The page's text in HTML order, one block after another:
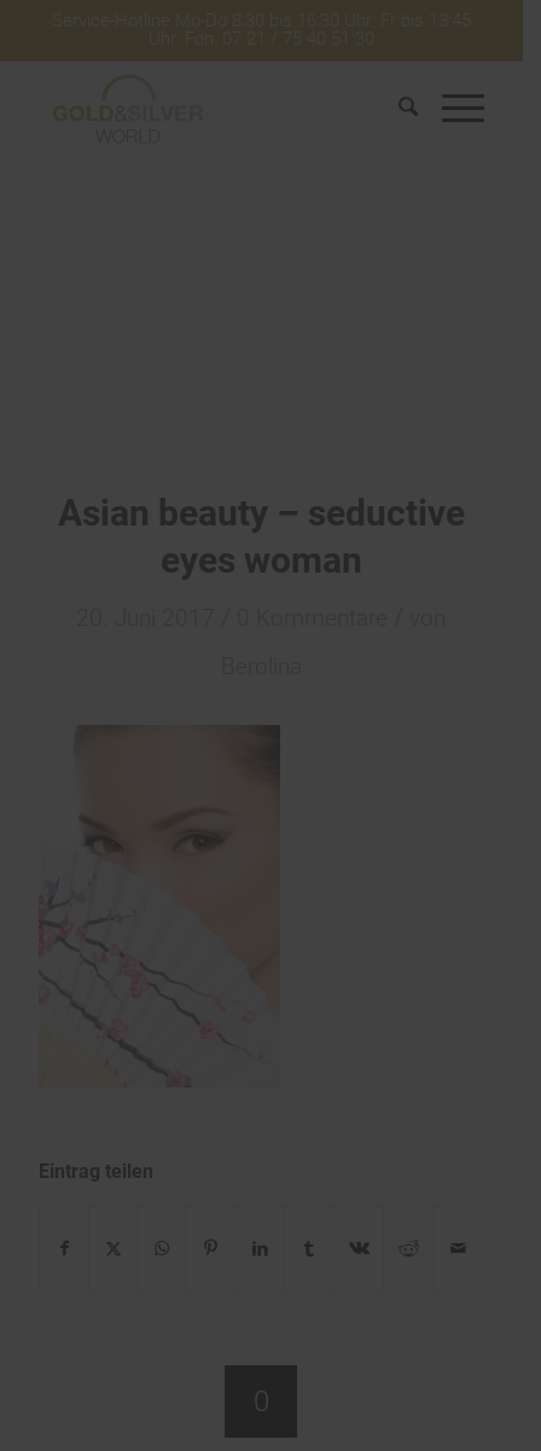
Service-Hotline Mo-Do 8:30 bis 16:30 Uhr. Fr bis 13:45
Uhr. Fon: 07 21 / 75 40 51 30
Asian beauty – seductive
eyes woman
Eintrag teilen
0